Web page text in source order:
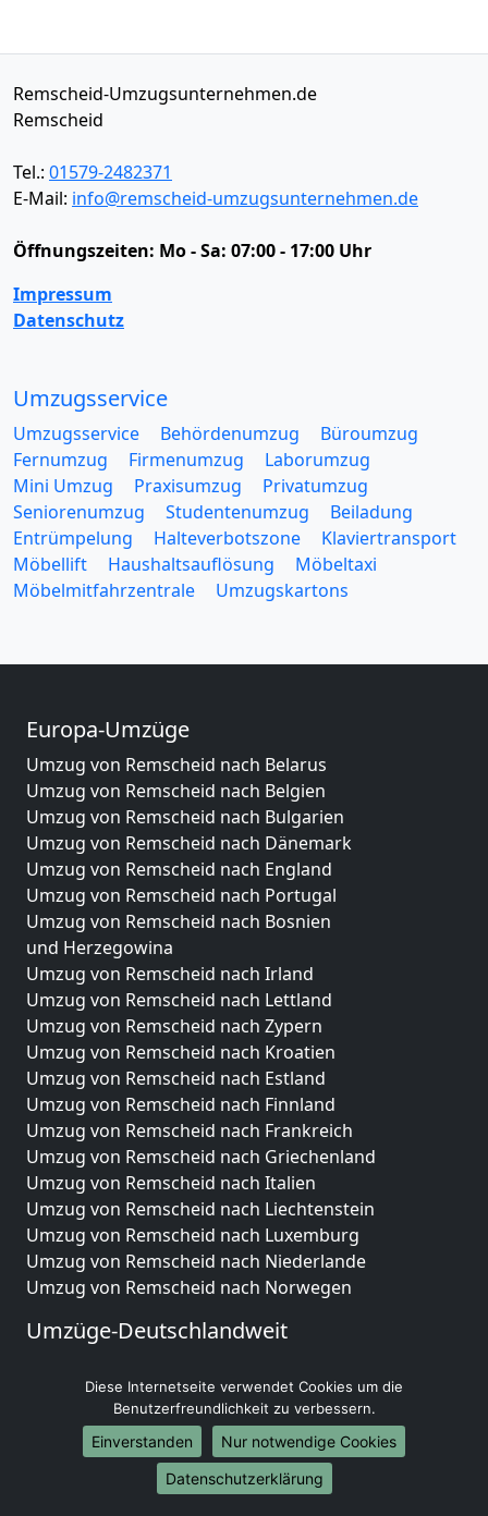
Remscheid-Umzugsunternehmen.de
Remscheid
Tel.: 01579-2482371
E-Mail: info@remscheid-umzugsunternehmen.de
Öffnungszeiten: Mo - Sa: 07:00 - 17:00 Uhr
Impressum
Datenschutz
Umzugsservice
Umzugsservice Behördenumzug
Büroumzug
Fernumzug
Firmenumzug
Laborumzug
Mini Umzug
Praxisumzug
Privatumzug
Seniorenumzug
Studentenumzug
Beiladung
Entrümpelung
Halteverbotszone
Klaviertransport
Möbellift
Haushaltsauflösung
Möbeltaxi
Möbelmitfahrzentrale
Umzugskartons
Europa-Umzüge
Umzug von Remscheid nach Belarus
Umzug von Remscheid nach Belgien
Umzug von Remscheid nach Bulgarien
Umzug von Remscheid nach Dänemark
Umzug von Remscheid nach England
Umzug von Remscheid nach Portugal
Umzug von Remscheid nach Bosnien
und Herzegowina
Umzug von Remscheid nach Irland
Umzug von Remscheid nach Lettland
Umzug von Remscheid nach Zypern
Umzug von Remscheid nach Kroatien
Umzug von Remscheid nach Estland
Umzug von Remscheid nach Finnland
Umzug von Remscheid nach Frankreich
Umzug von Remscheid nach Griechenland
Umzug von Remscheid nach Italien
Umzug von Remscheid nach Liechtenstein
Umzug von Remscheid nach Luxemburg
Umzug von Remscheid nach Niederlande
Umzug von Remscheid nach Norwegen
Umzüge-Deutschlandweit
Umzug von Remscheid nach Hamburg
Umzug von Remscheid nach München
Umzug von Remscheid nach Köln
Umzug von Remscheid nach Frankfurt am Main
Umzug von Remscheid nach Stuttgart
Diese Internetseite verwendet Cookies um die
Benutzerfreundlichkeit zu verbessern.
Einverstanden
Nur notwendige Cookies
Datenschutzerklärung